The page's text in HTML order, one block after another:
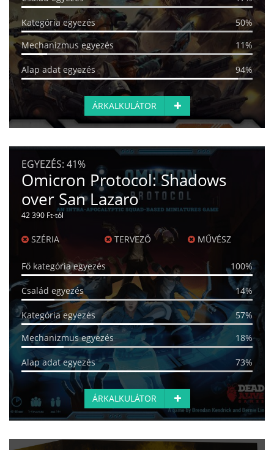
Kategória egyezés
50%
Mechanizmus egyezés
11%
Alap adat egyezés 94%
ÁRKALKULÁTOR
EGYEZÉS: 41%
Omicron Protocol: Shadows
over San Lazaro
42 390 Ft-tól
SZÉRIA TERVEZŐ MŰVÉSZ
Fő kategória egyezés 100%
Család egyezés 14%
Kategória egyezés
57%
Mechanizmus egyezés
18%
Alap adat egyezés 73%
ÁRKALKULÁTOR